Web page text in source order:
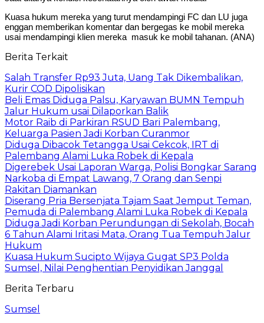
‎Kuasa hukum mereka yang turut mendampingi FC dan LU juga
enggan memberikan komentar dan bergegas ke mobil mereka
usai mendampingi klien mereka masuk ke mobil tahanan. (ANA)
Berita Terkait
Salah Transfer Rp93 Juta, Uang Tak Dikembalikan,
Kurir COD Dipolisikan
Beli Emas Diduga Palsu, Karyawan BUMN Tempuh
Jalur Hukum usai Dilaporkan Balik
Motor Raib di Parkiran RSUD Bari Palembang,
Keluarga Pasien Jadi Korban Curanmor
Diduga Dibacok Tetangga Usai Cekcok, IRT di
Palembang Alami Luka Robek di Kepala
Digerebek Usai Laporan Warga, Polisi Bongkar Sarang
Narkoba di Empat Lawang, 7 Orang dan Senpi
Rakitan Diamankan
Diserang Pria Bersenjata Tajam Saat Jemput Teman,
Pemuda di Palembang Alami Luka Robek di Kepala
Diduga Jadi Korban Perundungan di Sekolah, Bocah
6 Tahun Alami Iritasi Mata, Orang Tua Tempuh Jalur
Hukum
Kuasa Hukum Sucipto Wijaya Gugat SP3 Polda
Sumsel, Nilai Penghentian Penyidikan Janggal
Berita Terbaru
Sumsel